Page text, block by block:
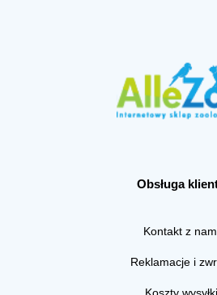
Obsługa
Kontakt z
Reklamacje i
Koszty wysyłki